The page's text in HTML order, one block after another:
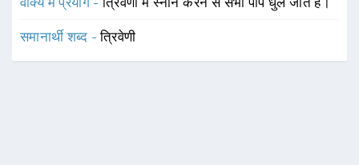
समानार्थी शब्द -त्रिवेणी